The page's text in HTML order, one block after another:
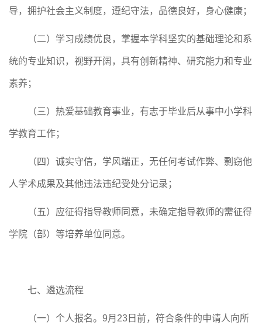
导，拥护社会主义制度，遵纪守法，品德良好，身心健康；
（二）学习成绩优良，掌握本学科坚实的基础理论和系
统的专业知识，视野开阔，具有创新精神、研究能力和专业
素养；
（三）热爱基础教育事业，有志于毕业后从事中小学科
学教育工作；
（四）诚实守信，学风端正，无任何考试作弊、剽窃他
人学术成果及其他违法违纪受处分记录；
（五）应征得指导教师同意，未确定指导教师的需征得
学院（部）等培养单位同意。
七、遴选流程
（一）个人报名。 9月 23 日前，符合条件的申请人向所